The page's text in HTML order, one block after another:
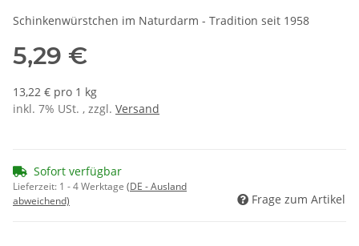
Schinkenwürstchen im Naturdarm - Tradition seit 1958
5,29 €
13,22 € pro 1 kg
inkl. 7% USt. , zzgl. Versand
Sofort verfügbar
Lieferzeit: 1 - 4 Werktage (DE - Ausland
abweichend)
Frage zum Artikel